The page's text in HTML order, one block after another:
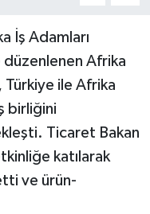
İş Adamları
düzenlenen Afrika
Türkiye ile Afrika
birliğini
Ticaret Bakan
katılarak
ve ürün-